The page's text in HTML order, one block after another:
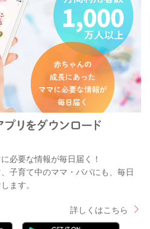
必要な情報が毎日届く！
子育て中のママ・パパにも、毎日
ます。
詳しくはこちら